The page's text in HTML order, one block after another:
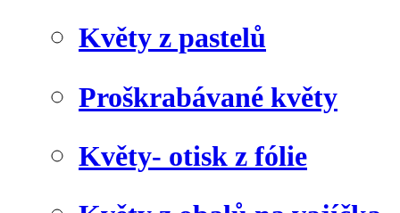
Květy z pastelů
Proškrabávané květy
Květy- otisk z fólie